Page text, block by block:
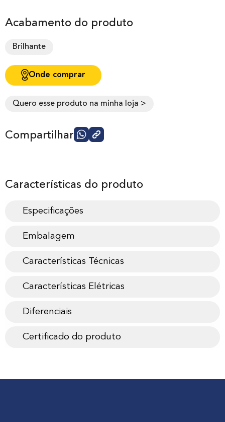
Acabamento do produto
Brilhante
Onde comprar
Quero esse produto na minha loja >
Compartilhar
Características do produto
Especificações
Embalagem
Características Técnicas
Características Elétricas
Diferenciais
Certificado do produto